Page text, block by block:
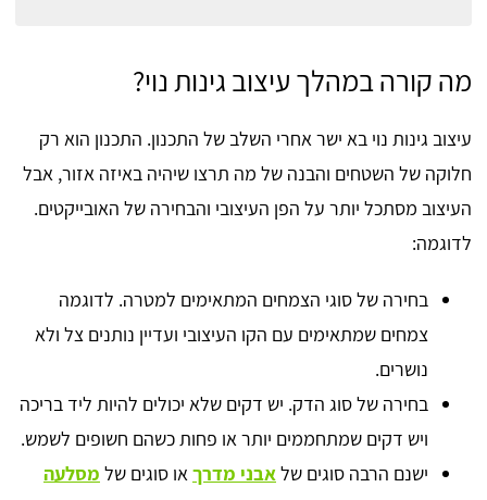
מה קורה במהלך עיצוב גינות נוי?
עיצוב גינות נוי בא ישר אחרי השלב של התכנון. התכנון הוא רק
חלוקה של השטחים והבנה של מה תרצו שיהיה באיזה אזור, אבל
העיצוב מסתכל יותר על הפן העיצובי והבחירה של האובייקטים.
לדוגמה:
בחירה של סוגי הצמחים המתאימים למטרה. לדוגמה
צמחים שמתאימים עם הקו העיצובי ועדיין נותנים צל ולא
נושרים.
בחירה של סוג הדק. יש דקים שלא יכולים להיות ליד בריכה
ויש דקים שמתחממים יותר או פחות כשהם חשופים לשמש.
ישנם הרבה סוגים שלאבני מדרךאו סוגים של מסלעה